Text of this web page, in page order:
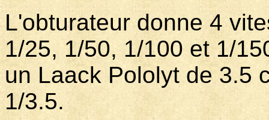
L'obturateur donne 4
1/25, 1/50, 1/100 et 1/
un Laack Pololyt de 3.5
1/3.5.